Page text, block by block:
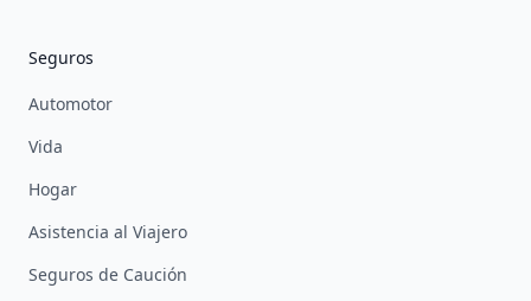
Seguros
Automotor
Vida
Hogar
Asistencia al Viajero
Seguros de Caución